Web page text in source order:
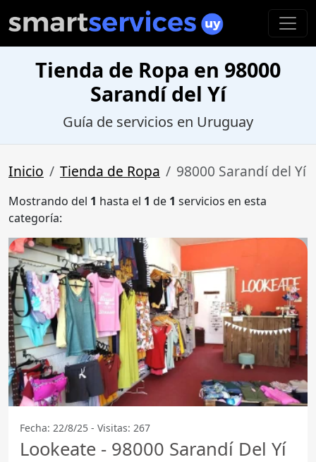
Tienda de Ropa en 98000
Sarandí del Yí
Guía de servicios en Uruguay
Inicio Tienda de Ropa 98000 Sarandí del Yí
Mostrando del 1 hasta el 1 de 1 servicios en esta
categoría:
Fecha: 22/8/25 - Visitas: 267
Lookeate - 98000 Sarandí Del Yí